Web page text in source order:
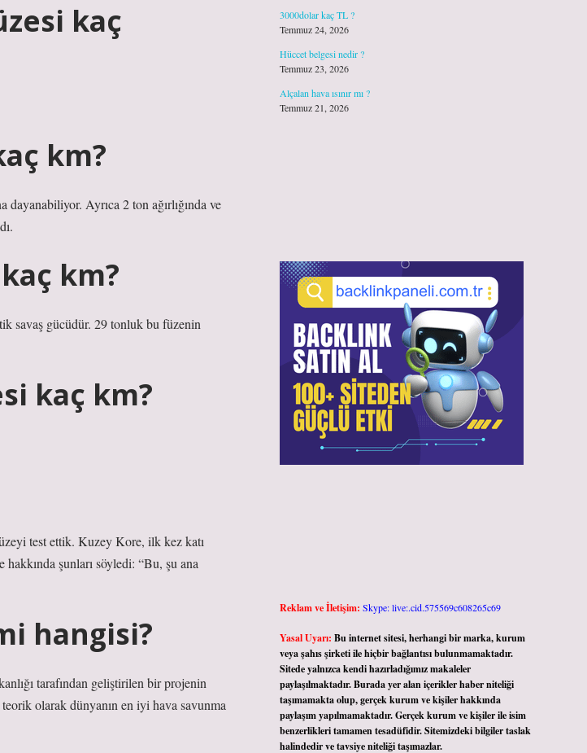
kaç
km?
Ayrıca 2 ton ağırlığında ve
km?
savaş gücüdür. 29 tonluk bu füzenin
kaç km?
test ettik. Kuzey Kore, ilk kez katı
şunları söyledi: “Bu, şu ana
hangisi?
tarafından geliştirilen bir projenin
olarak dünyanın en iyi hava savunma
3000dolar kaç TL ?
Temmuz 24, 2026
Hüccet belgesi nedir ?
Temmuz 23, 2026
Alçalan hava ısınır mı ?
Temmuz 21, 2026
Reklam ve İletişim: Skype: live:.cid.575569c608265c69
Yasal Uyarı: Bu internet sitesi, herhangi bir marka, kurum
veya şahıs şirketi ile hiçbir bağlantısı bulunmamaktadır.
Sitede yalnızca kendi hazırladığımız makaleler
paylaşılmaktadır. Burada yer alan içerikler haber niteliği
taşımamakta olup, gerçek kurum ve kişiler hakkında
paylaşım yapılmamaktadır. Gerçek kurum ve kişiler ile isim
benzerlikleri tamamen tesadüfidir. Sitemizdeki bilgiler taslak
halindedir ve tavsiye niteliği taşımazlar.